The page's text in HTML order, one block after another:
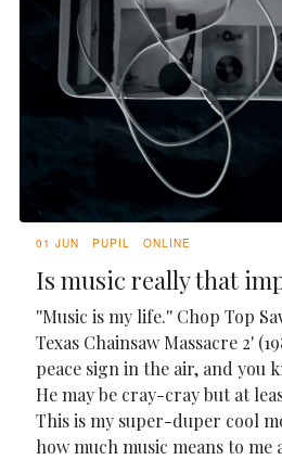
01 JUN PUPIL ONLINE
Is music really that
''Music is my life.'' Chop Top
Texas Chainsaw Massacre 2'
peace sign in the air, and you
He may be cray-cray but at
This is my super-duper cool
how much music means to me